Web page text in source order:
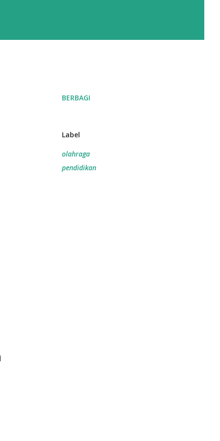
BERBAGI
Label
olahraga
pendidikan